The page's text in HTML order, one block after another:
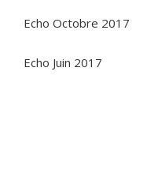
Echo Octobre 2017
Echo Juin 2017